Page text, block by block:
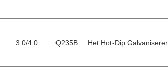
3.0/4.0 Q235B Het Hot-Dip